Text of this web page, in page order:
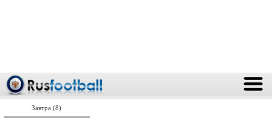
Завтра (8)